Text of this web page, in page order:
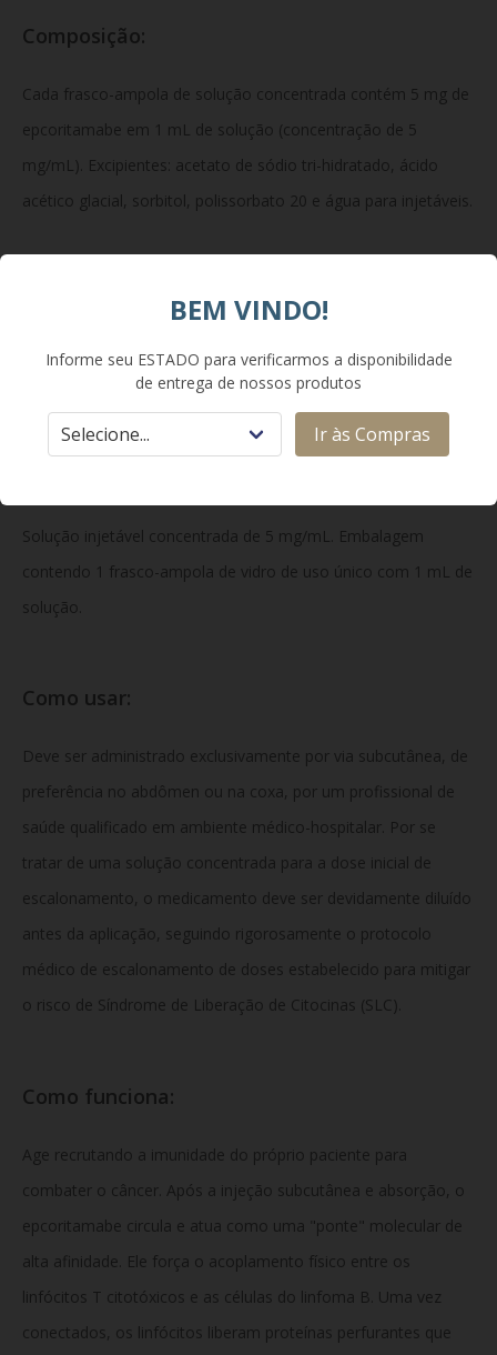
Composição:
Cada frasco-ampola de solução concentrada contém 5 mg de
epcoritamabe em 1 mL de solução (concentração de 5
mg/mL). Excipientes: acetato de sódio tri-hidratado, ácido
acético glacial, sorbitol, polissorbato 20 e água para injetáveis.
Agentes Antineoplásicos / Anticorpos Monoclonais
Solução injetável concentrada de 5 mg/mL. Embalagem
contendo 1 frasco-ampola de vidro de uso único com 1 mL de
solução.
Como usar:
Deve ser administrado exclusivamente por via subcutânea, de
preferência no abdômen ou na coxa, por um profissional de
saúde qualificado em ambiente médico-hospitalar. Por se
tratar de uma solução concentrada para a dose inicial de
escalonamento, o medicamento deve ser devidamente diluído
antes da aplicação, seguindo rigorosamente o protocolo
médico de escalonamento de doses estabelecido para mitigar
o risco de Síndrome de Liberação de Citocinas (SLC).
Como funciona:
Age recrutando a imunidade do próprio paciente para
combater o câncer. Após a injeção subcutânea e absorção, o
epcoritamabe circula e atua como uma "ponte" molecular de
alta afinidade. Ele força o acoplamento físico entre os
linfócitos T citotóxicos e as células do linfoma B. Uma vez
conectados, os linfócitos liberam proteínas perfurantes que
BEM VINDO!
Informe seu ESTADO para verificarmos a disponibilidade
de entrega de nossos produtos
Ir às Compras